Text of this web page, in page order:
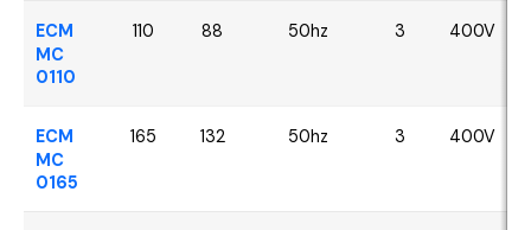
ECM
MC
0110
110 88 50hz 3 400V
ECM
MC
0165
165 132 50hz 3 400V